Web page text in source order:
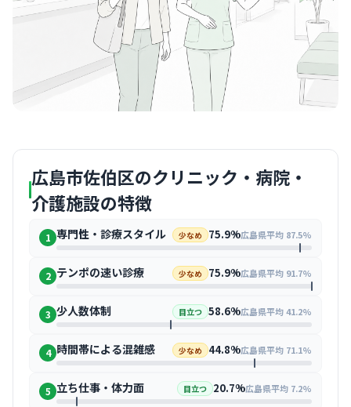
広島市佐伯区のクリニック・病院・
介護施設の特徴
1 専門性・診療スタイル 少なめ 75.9%広島県平均 87.5%
2 テンポの速い診療 少なめ 75.9%広島県平均 91.7%
3 少人数体制 目立つ 58.6%広島県平均 41.2%
4 時間帯による混雑感 少なめ 44.8%広島県平均 71.1%
5 立ち仕事・体力面 目立つ 20.7%広島県平均 7.2%